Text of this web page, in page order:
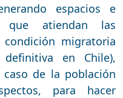
espacios e
que atiendan las
migratoria
en Chile),
de la población
para hacer